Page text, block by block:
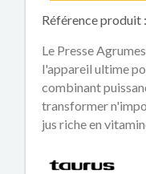
Référence
Le Presse
l'appareil ultime
combinant
transformer
jus riche en